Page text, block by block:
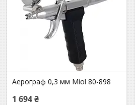
Аерограф 0,3 мм Miol 80-898
1 694 ₴